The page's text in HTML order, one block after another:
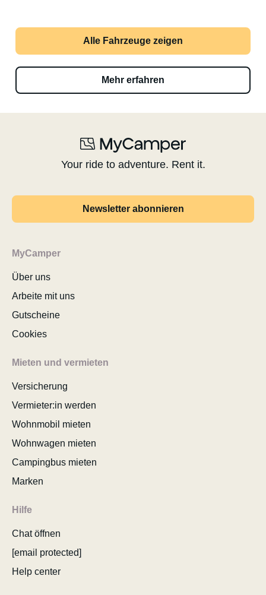
Alle Fahrzeuge zeigen
Mehr erfahren
Your ride to adventure. Rent it.
Newsletter abonnieren
MyCamper
Über uns
Arbeite mit uns
Gutscheine
Cookies
Mieten und vermieten
Versicherung
Vermieter:in werden
Wohnmobil mieten
Wohnwagen mieten
Campingbus mieten
Marken
Hilfe
Chat öffnen
[email protected]
Help center